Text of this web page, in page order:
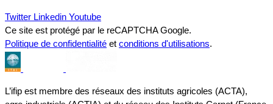
Twitter Linkedin Youtube
Ce site est protégé par le reCAPTCHA Google.
Politique de confidentialité et conditions d'utilisations.
L’ifip est membre des réseaux des instituts agricoles (ACTA),